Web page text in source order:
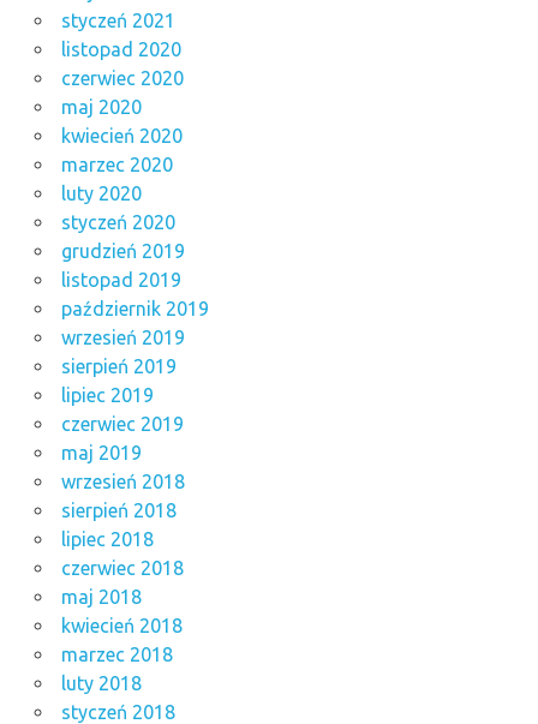
styczeń 2021
listopad 2020
czerwiec 2020
maj 2020
kwiecień 2020
marzec 2020
luty 2020
styczeń 2020
grudzień 2019
listopad 2019
październik 2019
wrzesień 2019
sierpień 2019
lipiec 2019
czerwiec 2019
maj 2019
wrzesień 2018
sierpień 2018
lipiec 2018
czerwiec 2018
maj 2018
kwiecień 2018
marzec 2018
luty 2018
styczeń 2018